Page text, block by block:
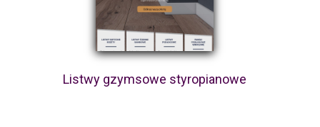
Listwy gzymsowe styropianowe